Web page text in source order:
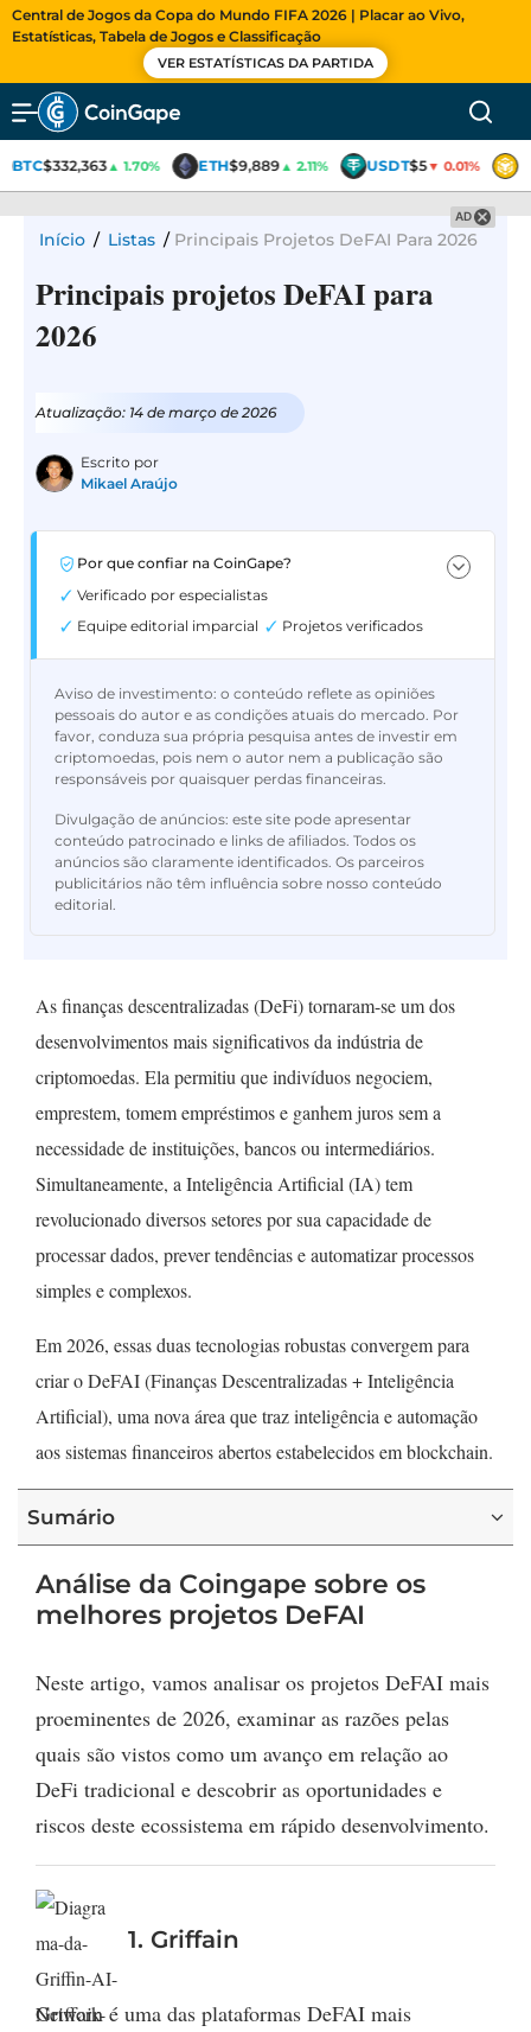
Central de Jogos da Copa do Mundo FIFA 2026 | Placar ao Vivo,
Estatísticas, Tabela de Jogos e Classificação
VER ESTATÍSTICAS DA PARTIDA
BTC$332,363▲ 1.70% ETH$9,889▲ 2.11% USDT$5▼ 0.01%
AD
Início / Listas / Principais Projetos DeFAI Para 2026
Principais projetos DeFAI para
2026
Atualização: 14 de março de 2026
Escrito por
Mikael Araújo
Por que confiar na CoinGape?
Verificado por especialistas
Equipe editorial imparcial
Projetos verificados
Aviso de investimento: o conteúdo reflete as opiniões
pessoais do autor e as condições atuais do mercado. Por
favor, conduza sua própria pesquisa antes de investir em
criptomoedas, pois nem o autor nem a publicação são
responsáveis por quaisquer perdas financeiras.
Divulgação de anúncios: este site pode apresentar
conteúdo patrocinado e links de afiliados. Todos os
anúncios são claramente identificados. Os parceiros
publicitários não têm influência sobre nosso conteúdo
editorial.
As finanças descentralizadas (DeFi) tornaram-se um dos
desenvolvimentos mais significativos da indústria de
criptomoedas. Ela permitiu que indivíduos negociem,
emprestem, tomem empréstimos e ganhem juros sem a
necessidade de instituições, bancos ou intermediários.
Simultaneamente, a Inteligência Artificial (IA) tem
revolucionado diversos setores por sua capacidade de
processar dados, prever tendências e automatizar processos
simples e complexos.
Em 2026, essas duas tecnologias robustas convergem para
criar o DeFAI (Finanças Descentralizadas + Inteligência
Artificial), uma nova área que traz inteligência e automação
aos sistemas financeiros abertos estabelecidos em blockchain.
Sumário
Análise da Coingape sobre os
melhores projetos DeFAI
Neste artigo, vamos analisar os projetos DeFAI mais
proeminentes de 2026, examinar as razões pelas
quais são vistos como um avanço em relação ao
DeFi tradicional e descobrir as oportunidades e
riscos deste ecossistema em rápido desenvolvimento.
1. Griffain
Griffain é uma das plataformas DeFAI mais